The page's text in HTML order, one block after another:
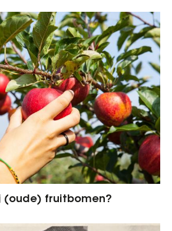
(oude) fruitbomen?